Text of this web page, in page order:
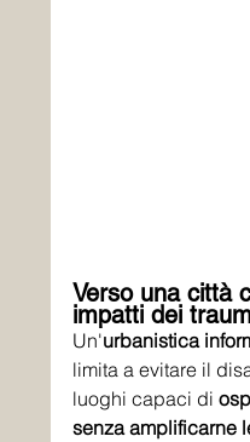
Verso una città
impatti dei
Un'urbanistica
limita a evitare il
luoghi capaci di
senza amplificarne